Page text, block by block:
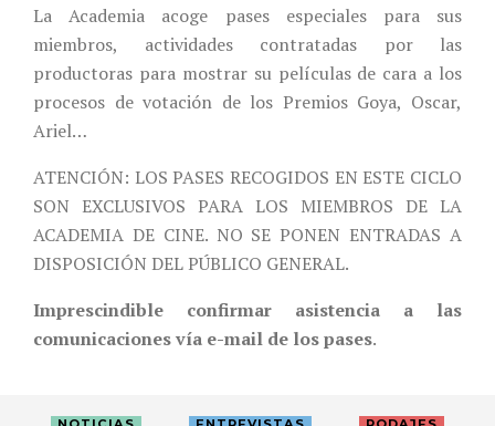
La Academia acoge pases especiales para sus
miembros, actividades contratadas por las
productoras para mostrar su películas de cara a los
procesos de votación de los Premios Goya, Oscar,
Ariel…
ATENCIÓN: LOS PASES RECOGIDOS EN ESTE CICLO
SON EXCLUSIVOS PARA LOS MIEMBROS DE LA
ACADEMIA DE CINE. NO SE PONEN ENTRADAS A
DISPOSICIÓN DEL PÚBLICO GENERAL.
Imprescindible confirmar asistencia a las
comunicaciones vía e-mail de los pases.